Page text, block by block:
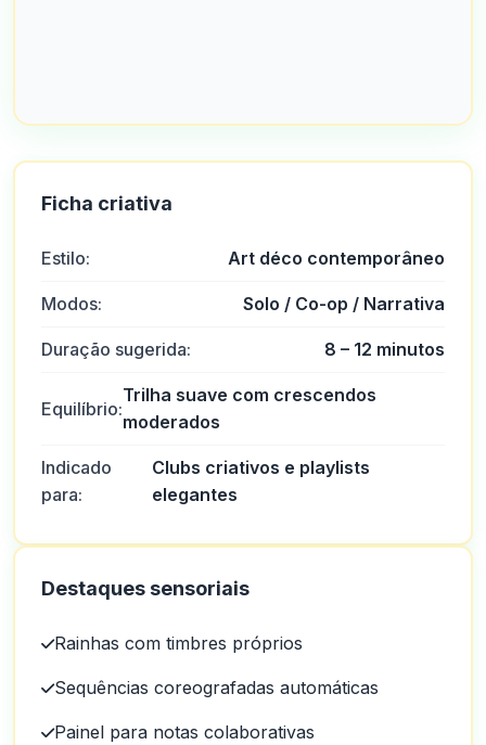
Ficha criativa
Estilo: Art déco contemporâneo
Modos: Solo / Co-op / Narrativa
Duração sugerida: 8 – 12 minutos
Equilíbrio:
Trilha suave com crescendos
moderados
Indicado
para:
Clubs criativos e playlists
elegantes
Destaques sensoriais
Rainhas com timbres próprios
Sequências coreografadas automáticas
Painel para notas colaborativas